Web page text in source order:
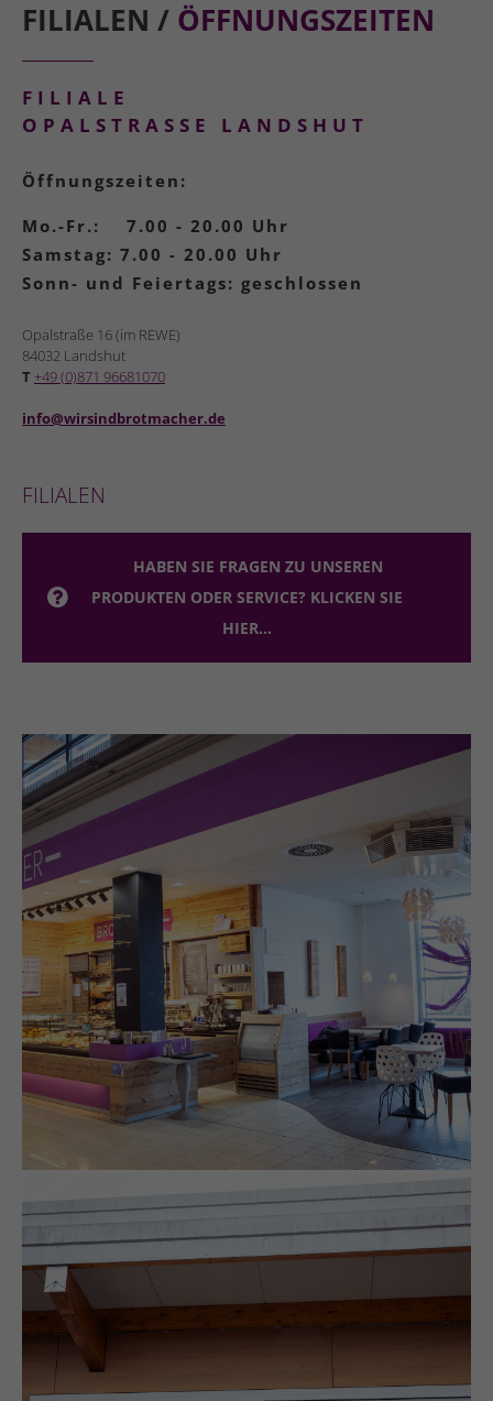
FILIALEN / ÖFFNUNGSZEITEN
FILIALE
OPALSTRASSE LANDSHUT
Öffnungszeiten:
Mo.-Fr.: 7.00 - 20.00 Uhr
Samstag: 7.00 - 20.00 Uhr
Sonn- und Feiertags: geschlossen
Opalstraße 16 (im REWE)
84032 Landshut
T +49 (0)871 96681070
info@wirsindbrotmacher.de
FILIALEN
HABEN SIE FRAGEN ZU UNSEREN
PRODUKTEN ODER SERVICE? KLICKEN SIE
HIER...